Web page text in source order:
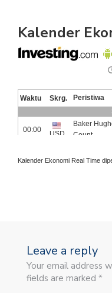
Kalender
Kalender Ekonomi Real Time
Leave a reply
Your email address
fields are marked *